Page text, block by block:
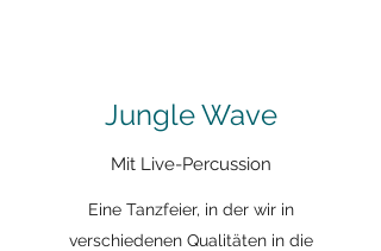
Jungle Wave
Mit Live-Percussion
Eine Tanzfeier, in der wir in
verschiedenen Qualitäten in die